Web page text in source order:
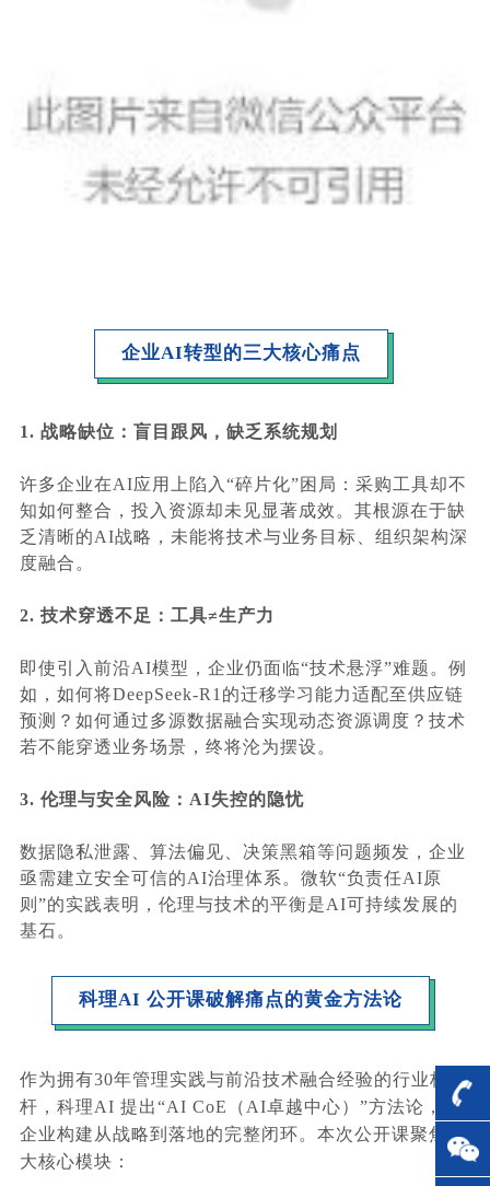
企业AI转型的三大核心痛点
1. 战略缺位：盲目跟风，缺乏系统规划
许多企业在AI应用上陷入“碎片化”困局：采购工具却不
知如何整合，投入资源却未见显著成效。其根源在于缺
乏清晰的AI战略，未能将技术与业务目标、组织架构深
度融合。
2. 技术穿透不足：工具≠生产力
即使引入前沿AI模型，企业仍面临“技术悬浮”难题。例
如，如何将DeepSeek-R1的迁移学习能力适配至供应链
预测？如何通过多源数据融合实现动态资源调度？技术
若不能穿透业务场景，终将沦为摆设。
3. 伦理与安全风险：AI失控的隐忧
数据隐私泄露、算法偏见、决策黑箱等问题频发，企业
亟需建立安全可信的AI治理体系。微软“负责任AI原
则”的实践表明，伦理与技术的平衡是AI可持续发展的
基石。
科理AI 公开课破解痛点的黄金方法论
作为拥有30年管理实践与前沿技术融合经验的行业标
杆，科理AI 提出“AI CoE（AI卓越中心）”方法论，为
企业构建从战略到落地的完整闭环。本次公开课聚焦三
大核心模块：